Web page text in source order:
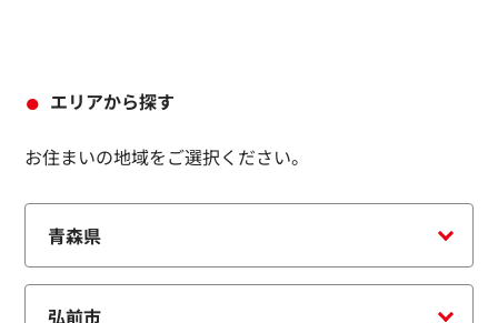
エリアから探す
お住まいの地域をご選択ください。